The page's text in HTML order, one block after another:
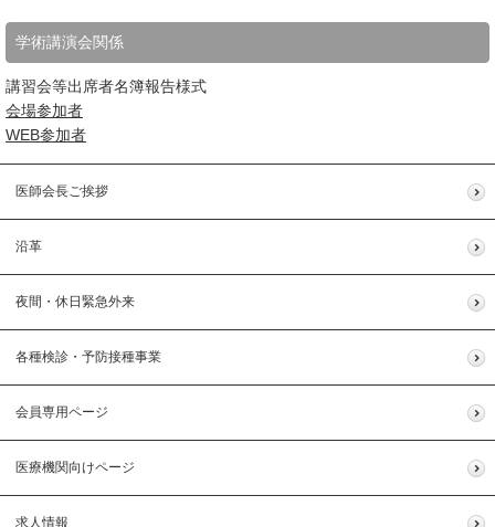
学術講演会関係
講習会等出席者名簿報告様式
会場参加者
WEB参加者
医師会長ご挨拶
沿革
夜間・休日緊急外来
各種検診・予防接種事業
会員専用ページ
医療機関向けページ
求人情報